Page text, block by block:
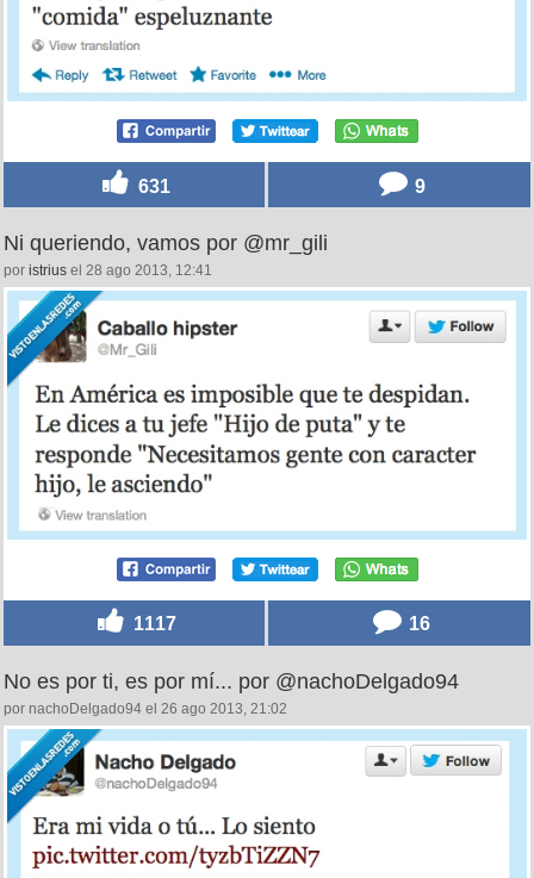
631 9
Ni queriendo, vamos por @mr_gili
por istrius el 28 ago 2013, 12:41
1117 16
No es por ti, es por mí... por @nachoDelgado94
por nachoDelgado94 el 26 ago 2013, 21:02